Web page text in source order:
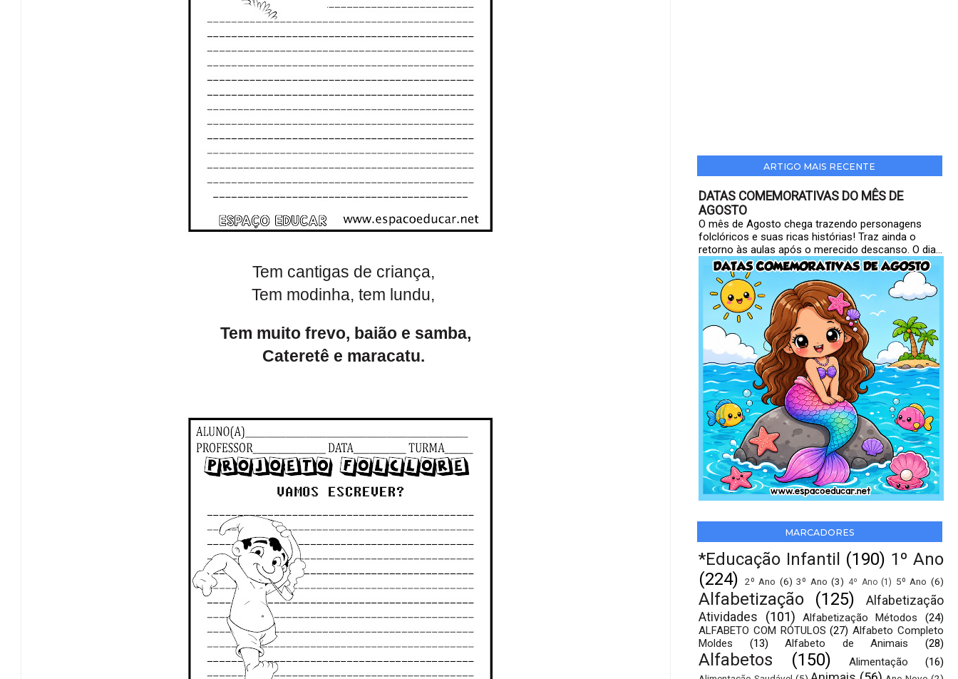
Tem cantigas de criança,
Tem modinha, tem lundu,
Tem muito frevo, baião e samba,
Cateretê e maracatu.
ARTIGO MAIS RECENTE
DATAS COMEMORATIVAS DO MÊS DE
AGOSTO
O mês de Agosto chega trazendo personagens
folclóricos e suas ricas histórias! Traz ainda o
retorno às aulas após o merecido descanso. O dia...
MARCADORES
*Educação Infantil (190) 1º Ano
(224)
2º Ano (6) 3º Ano (3) 4º Ano (1) 5º Ano (6)
Alfabetização (125)
Alfabetização
Atividades
(101) Alfabetização Métodos
(24)
ALFABETO COM RÓTULOS (27) Alfabeto Completo
Moldes
(13) Alfabeto de Animais (28)
Alfabetos (150) Alimentação (16)